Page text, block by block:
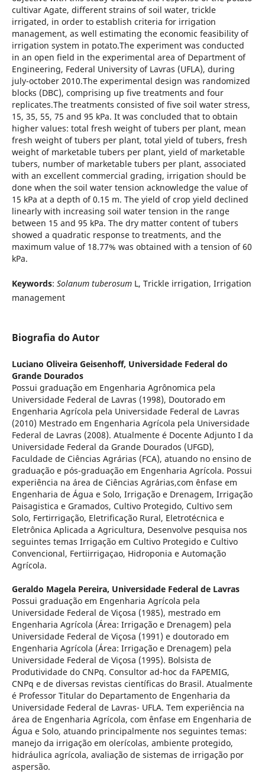
cultivar Agate, different strains of soil water, trickle
irrigated, in order to establish criteria for irrigation
management, as well estimating the economic feasibility of
irrigation system in potato.The experiment was conducted
in an open field in the experimental area of Department of
Engineering, Federal University of Lavras (UFLA), during
july-october 2010.The experimental design was randomized
blocks (DBC), comprising up five treatments and four
replicates.The treatments consisted of five soil water stress,
15, 35, 55, 75 and 95 kPa. It was concluded that to obtain
higher values: total fresh weight of tubers per plant, mean
fresh weight of tubers per plant, total yield of tubers, fresh
weight of marketable tubers per plant, yield of marketable
tubers, number of marketable tubers per plant, associated
with an excellent commercial grading, irrigation should be
done when the soil water tension acknowledge the value of
15 kPa at a depth of 0.15 m. The yield of crop yield declined
linearly with increasing soil water tension in the range
between 15 and 95 kPa. The dry matter content of tubers
showed a quadratic response to treatments, and the
maximum value of 18.77% was obtained with a tension of 60
kPa.
Keywords: Solanum tuberosumL, Trickle irrigation, Irrigation
management
Biografia do Autor
Luciano Oliveira Geisenhoff, Universidade Federal do
Grande Dourados
Possui graduação em Engenharia Agrônomica pela
Universidade Federal de Lavras (1998), Doutorado em
Engenharia Agrícola pela Universidade Federal de Lavras
(2010) Mestrado em Engenharia Agrícola pela Universidade
Federal de Lavras (2008). Atualmente é Docente Adjunto I da
Universidade Federal da Grande Dourados (UFGD),
Faculdade de Ciências Agrárias (FCA), atuando no ensino de
graduação e pós-graduação em Engenharia Agrícola. Possui
experiência na área de Ciências Agrárias,com ênfase em
Engenharia de Água e Solo, Irrigação e Drenagem, Irrigação
Paisagistica e Gramados, Cultivo Protegido, Cultivo sem
Solo, Fertirrigação, Eletrificação Rural, Eletrotécnica e
Eletrônica Aplicada a Agricultura, Desenvolve pesquisa nos
seguintes temas Irrigação em Cultivo Protegido e Cultivo
Convencional, Fertiirrigaçao, Hidroponia e Automação
Agrícola.
Geraldo Magela Pereira, Universidade Federal de Lavras
Possui graduação em Engenharia Agrícola pela
Universidade Federal de Viçosa (1985), mestrado em
Engenharia Agrícola (Área: Irrigação e Drenagem) pela
Universidade Federal de Viçosa (1991) e doutorado em
Engenharia Agrícola (Área: Irrigação e Drenagem) pela
Universidade Federal de Viçosa (1995). Bolsista de
Produtividade do CNPq. Consultor ad-hoc da FAPEMIG,
CNPq e de diversas revistas científicas do Brasil. Atualmente
é Professor Titular do Departamento de Engenharia da
Universidade Federal de Lavras- UFLA. Tem experiência na
área de Engenharia Agrícola, com ênfase em Engenharia de
Água e Solo, atuando principalmente nos seguintes temas:
manejo da irrigação em olerícolas, ambiente protegido,
hidráulica agrícola, avaliação de sistemas de irrigação por
aspersão.